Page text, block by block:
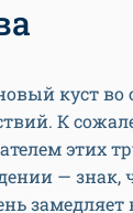
куст во
К
этих
— знак,